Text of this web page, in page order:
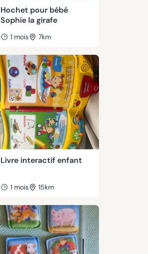
Hochet pour bébé
Sophie la girafe
1 mois 7km
Livre interactif enfant
1 mois 15km